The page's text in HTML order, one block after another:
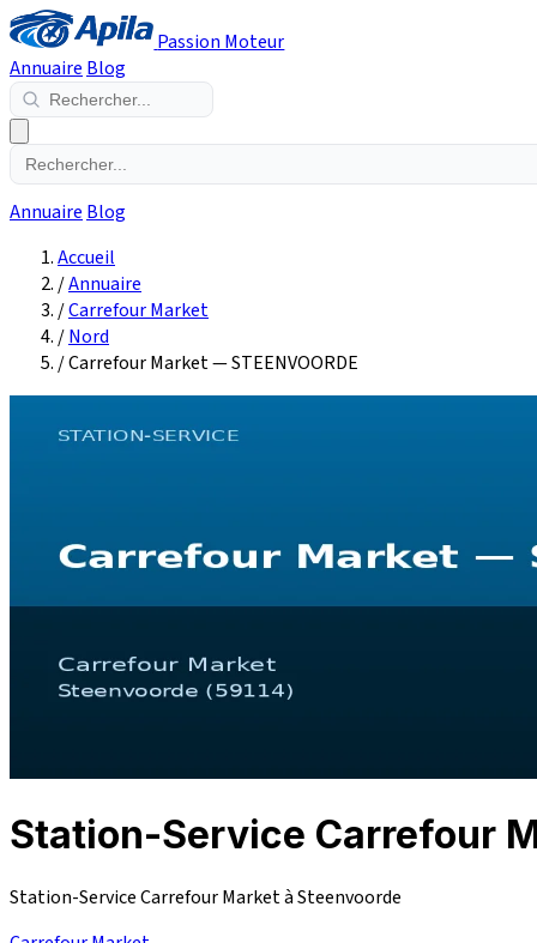
Passion Moteur
Annuaire Blog
Annuaire Blog
Accueil
/Annuaire
/Carrefour Market
/Nord
/Carrefour Market — STEENVOORDE
Station-Service Carrefour
Station-Service Carrefour Market à Steenvoorde